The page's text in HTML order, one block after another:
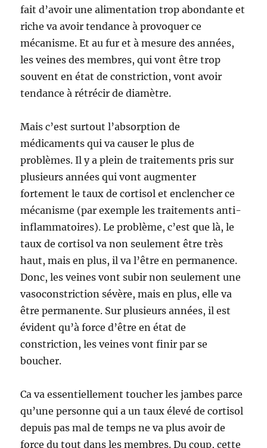
fait d’avoir une alimentation trop abondante et
riche va avoir tendance à provoquer ce
mécanisme. Et au fur et à mesure des années,
les veines des membres, qui vont être trop
souvent en état de constriction, vont avoir
tendance à rétrécir de diamètre.
Mais c’est surtout l’absorption de
médicaments qui va causer le plus de
problèmes. Il y a plein de traitements pris sur
plusieurs années qui vont augmenter
fortement le taux de cortisol et enclencher ce
mécanisme (par exemple les traitements anti-
inflammatoires). Le problème, c’est que là, le
taux de cortisol va non seulement être très
haut, mais en plus, il va l’être en permanence.
Donc, les veines vont subir non seulement une
vasoconstriction sévère, mais en plus, elle va
être permanente. Sur plusieurs années, il est
évident qu’à force d’être en état de
constriction, les veines vont finir par se
boucher.
Ca va essentiellement toucher les jambes parce
qu’une personne qui a un taux élevé de cortisol
depuis pas mal de temps ne va plus avoir de
force du tout dans les membres. Du coup, cette